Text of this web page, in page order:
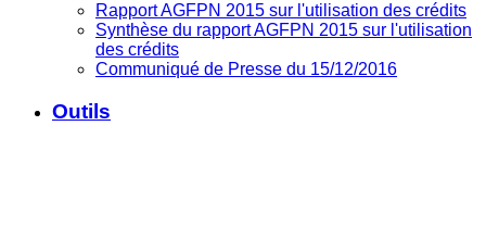
Rapport AGFPN 2015 sur l'utilisation des crédits
Synthèse du rapport AGFPN 2015 sur l'utilisation
des crédits
Communiqué de Presse du 15/12/2016
Outils